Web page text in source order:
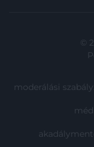
©
moderálási